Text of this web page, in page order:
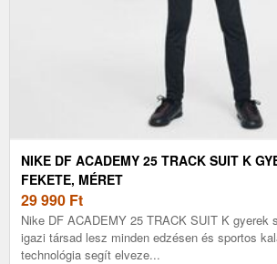
NIKE DF ACADEMY 25 TRACK SUIT K
FEKETE, MÉRET
29 990 Ft
Nike DF ACADEMY 25 TRACK SUIT K gyerek
igazi társad lesz minden edzésen és sportos
technológia segít elveze...